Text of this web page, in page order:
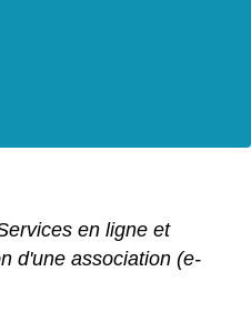
en ligne et
d'une association (e-